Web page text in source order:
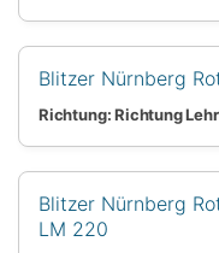
Blitzer Nürnberg
Richtung: Richtung
Blitzer Nürnberg
LM 220